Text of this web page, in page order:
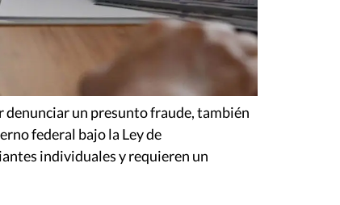
denunciar un presunto fraude, también
federal bajo la Ley de
individuales y requieren un